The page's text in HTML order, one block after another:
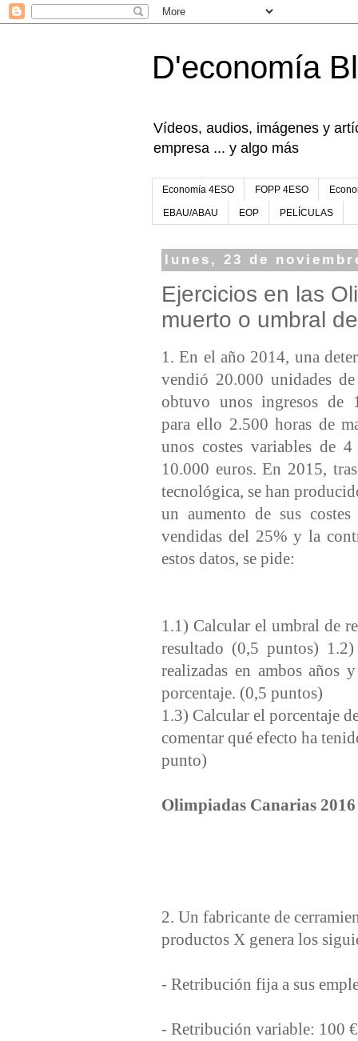
D'economía
Vídeos, audios, imágenes y
empresa ... y algo más
Economía 4ESO FOPP 4ESO
EBAU/ABAU EOP PELÍCULAS
lunes, 23 de
Ejercicios en las
muerto o umbral
1. En el año 2014, una
vendió 20.000 unidades
obtuvo unos ingresos de
para ello 2.500 horas de
unos costes variables de
10.000 euros. En 2015,
tecnológica, se han
un aumento de sus
vendidas del 25% y la
estos datos, se pide:
1.1) Calcular el umbral de
resultado (0,5 puntos)
realizadas en ambos años
porcentaje. (0,5 puntos)
1.3) Calcular el porcentaje
comentar qué efecto ha
punto)
Olimpiadas Canarias 2016
2. Un fabricante de
productos X genera los
‐ Retribución fija a sus
‐ Retribución variable: 100